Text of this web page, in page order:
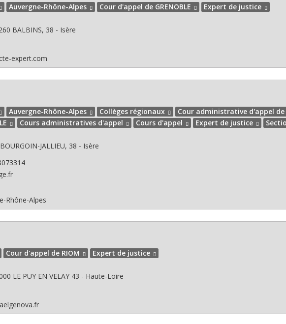
Auvergne-Rhône-Alpes Cour d'appel de GRENOBLE
Expert de justice
BALBINS, 38 - Isère
expert.com
Auvergne-Rhône-Alpes Collèges régionaux
Cour administrative d'appel de
Cours administratives d'appel Cours d'appel Expert de justice
BOURGOIN-JALLIEU, 38 - Isère
Rhône-Alpes
Cour d'appel de RIOM
Expert de justice
LE PUY EN VELAY 43 - Haute-Loire